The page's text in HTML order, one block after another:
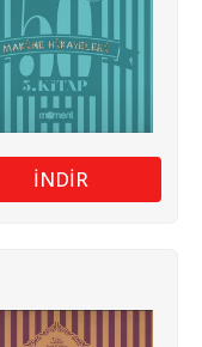
İNDİR